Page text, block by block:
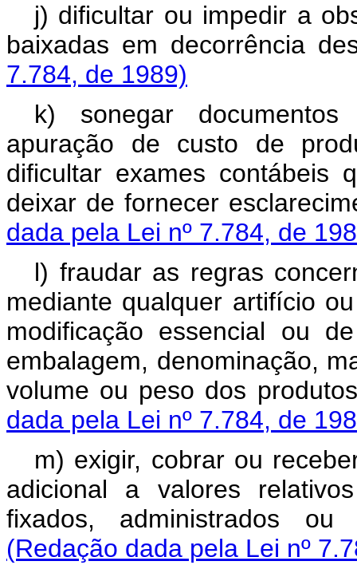
j) dificultar ou impedir a
baixadas em decorrência
7.784, de 1989)
k) sonegar
apuração de custo de
dificultar exames contábeis
deixar de fornecer
dada pela Lei nº 7.784, de
l) fraudar as regras
mediante qualquer artifício
modificação essencial ou
embalagem, denominação,
volume ou peso dos
dada pela Lei nº 7.784, de
m) exigir, cobrar ou
adicional a valores
fixados, administrados
(Redação dada pela Lei nº